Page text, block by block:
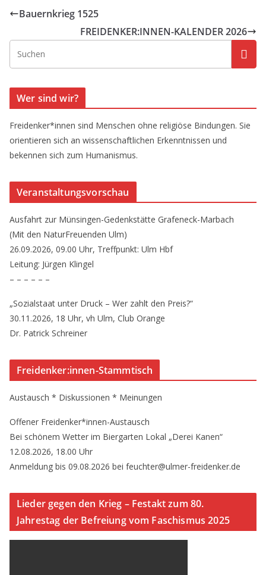
Bauernkrieg 1525
FREIDENKER:INNEN-KALENDER 2026
Wer sind wir?
Freidenker*innen sind Menschen ohne religiöse Bindungen. Sie
orientieren sich an wissenschaftlichen Erkenntnissen und
bekennen sich zum Humanismus.
Veranstaltungsvorschau
Ausfahrt zur Münsingen-Gedenkstätte Grafeneck-Marbach
(Mit den NaturFreuenden Ulm)
26.09.2026, 09.00 Uhr, Treffpunkt: Ulm Hbf
Leitung: Jürgen Klingel
– – – – – –
„Sozialstaat unter Druck – Wer zahlt den Preis?“
30.11.2026, 18 Uhr, vh Ulm, Club Orange
Dr. Patrick Schreiner
Freidenker:innen-Stammtisch
Austausch * Diskussionen * Meinungen
Offener Freidenker*innen-Austausch
Bei schönem Wetter im Biergarten Lokal „Derei Kanen“
12.08.2026, 18.00 Uhr
Anmeldung bis 09.08.2026 bei feuchter@ulmer-freidenker.de
Lieder gegen den Krieg – Festakt zum 80.
Jahrestag der Befreiung vom Faschismus 2025